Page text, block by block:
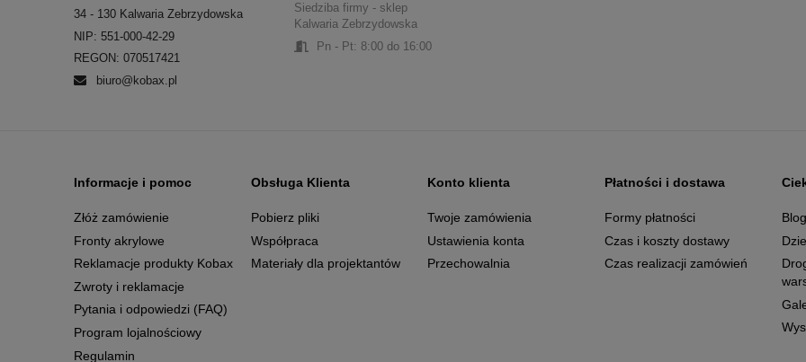
34 - 130 Kalwaria Zebrzydowska
NIP: 551-000-42-29
REGON: 070517421
biuro@kobax.pl
Siedziba firmy - sklep
Kalwaria Zebrzydowska
Pn - Pt: 8:00 do 16:00
Informacje i pomoc
Złóż zamówienie
Fronty akrylowe
Reklamacje produkty Kobax
Zwroty i reklamacje
Pytania i odpowiedzi (FAQ)
Program lojalnościowy
Regulamin
Obsługa Klienta
Pobierz pliki
Współpraca
Materiały dla projektantów
Konto klienta
Twoje zamówienia
Ustawienia konta
Przechowalnia
Płatności i dostawa
Formy płatności
Czas i koszty dostawy
Czas realizacji zamówień
Blog